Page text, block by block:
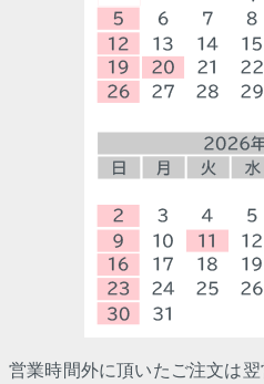
営業時間外に頂いたご注文は